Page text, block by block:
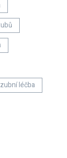
zubní léčba